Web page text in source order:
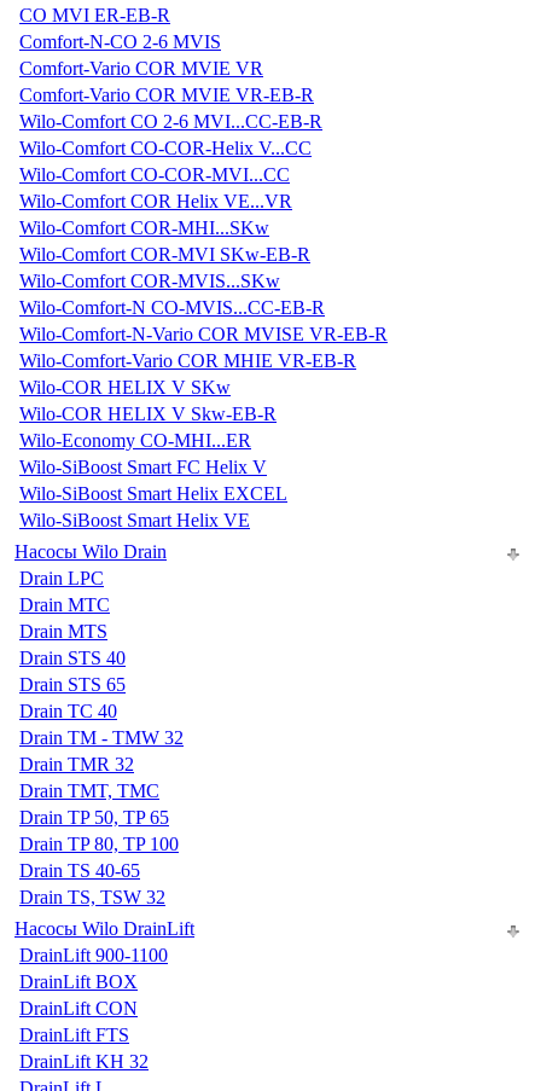
CO MVI ER-EB-R
Comfort-N-CO 2-6 MVIS
Comfort-Vario COR MVIE VR
Comfort-Vario COR MVIE VR-EB-R
Wilo-Comfort CO 2-6 MVI...CC-EB-R
Wilo-Comfort CO-COR-Helix V...CC
Wilo-Comfort CO-COR-MVI...CC
Wilo-Comfort COR Helix VE...VR
Wilo-Comfort COR-MHI...SKw
Wilo-Comfort COR-MVI SKw-EB-R
Wilo-Comfort COR-MVIS...SKw
Wilo-Comfort-N CO-MVIS...CC-EB-R
Wilo-Comfort-N-Vario COR MVISE VR-EB-R
Wilo-Comfort-Vario COR MHIE VR-EB-R
Wilo-COR HELIX V SKw
Wilo-COR HELIX V Skw-EB-R
Wilo-Economy CO-MHI...ER
Wilo-SiBoost Smart FC Helix V
Wilo-SiBoost Smart Helix EXCEL
Wilo-SiBoost Smart Helix VE
Насосы Wilo Drain
Drain LPC
Drain MTC
Drain MTS
Drain STS 40
Drain STS 65
Drain TC 40
Drain TM - TMW 32
Drain TMR 32
Drain TMT, TMC
Drain TP 50, TP 65
Drain TP 80, TP 100
Drain TS 40-65
Drain TS, TSW 32
Насосы Wilo DrainLift
DrainLift 900-1100
DrainLift BOX
DrainLift CON
DrainLift FTS
DrainLift KH 32